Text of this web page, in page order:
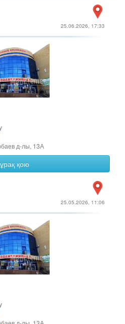
25.06.2026, 17:33
д-лы, 13А
қою
25.05.2026, 11:06